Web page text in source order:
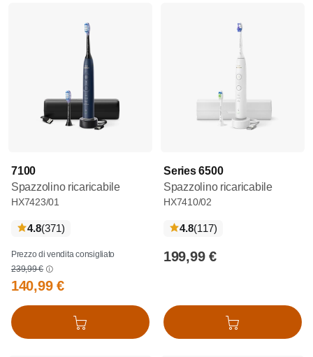
7100
Spazzolino ricaricabile
HX7423/01
4.8(371recensioni
)
Prezzo di vendita consigliato
239,99 €
140,99 €
Aggiungi al carrello
Series 6500
Spazzolino ricaricabile
HX7410/02
4.8(117recensioni
)
199,99 €
Aggiungi al carrello